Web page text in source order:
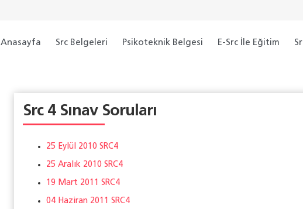
Anasayfa Src Belgeleri Psikoteknik Belgesi E-Src İle Eğitim
Src 4 Sınav Soruları
25 Eylül 2010 SRC4
25 Aralık 2010 SRC4
19 Mart 2011 SRC4
04 Haziran 2011 SRC4